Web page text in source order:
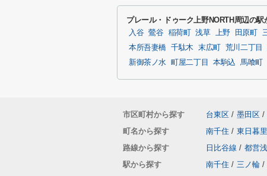
プレール・ドゥーク上野NORTH周辺の駅
入谷 鶯谷 稲荷町 浅草 上野 田原町
本所吾妻橋 千駄木 末広町 荒川二丁目
新御茶ノ水
町屋二丁目 本駒込 馬喰町
市区町村から探す 台東区 / 墨田区 /
町名から探す
南千住 / 東日暮里
路線から探す
日比谷線 / 都営
駅から探す
南千住 / 三ノ輪 /